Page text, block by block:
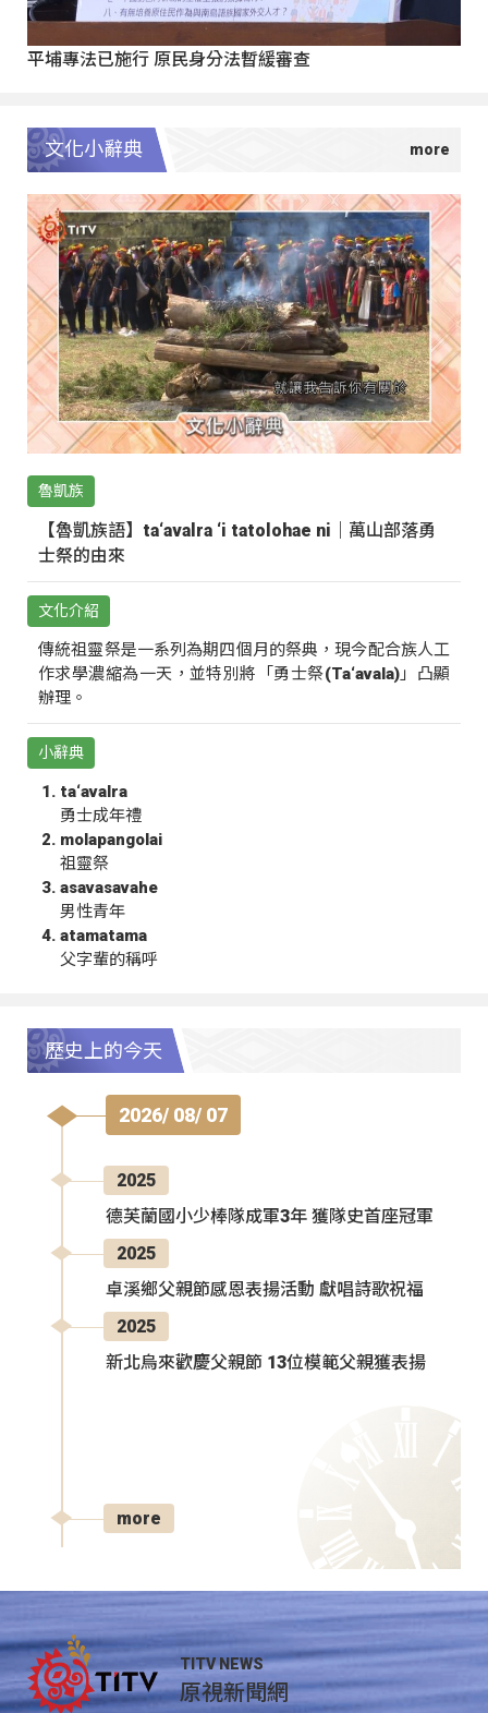
平埔專法已施行 原民身分法暫緩審查
文化小辭典
魯凱族
【魯凱族語】ta‘avalra ‘i tatolohae ni｜萬山部落勇
士祭的由來
文化介紹
傳統祖靈祭是一系列為期四個月的祭典，現今配合族人工
作求學濃縮為一天，並特別將「勇士祭(Ta‘avala)」凸顯
辦理。
小辭典
ta‘avalra
勇士成年禮
molapangolai
祖靈祭
asavasavahe
男性青年
atamatama
父字輩的稱呼
歷史上的今天
2026/ 08/ 07
2025
德芙蘭國小少棒隊成軍3年 獲隊史首座冠軍
2025
卓溪鄉父親節感恩表揚活動 獻唱詩歌祝福
2025
新北烏來歡慶父親節 13位模範父親獲表揚
more
TITV NEWS
原視新聞網